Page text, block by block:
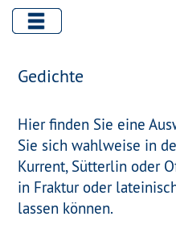
Gedichte
Hier finden Sie eine
Sie sich wahlweise in
Kurrent, Sütterlin oder
in Fraktur oder
lassen können.